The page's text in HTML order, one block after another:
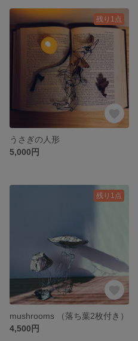
残り1点
うさぎの人形
5,000円
残り1点
mushrooms （落ち葉2枚付き）
4,500円